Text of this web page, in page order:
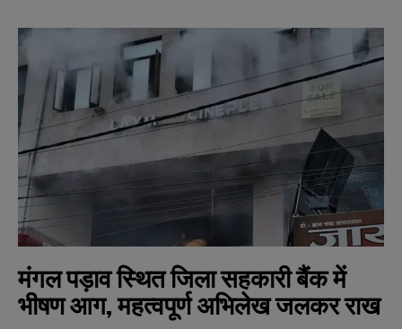
मंगल पड़ाव स्थित जिला सहकारी बैंक में
भीषण आग, महत्वपूर्ण अभिलेख जलकर राख